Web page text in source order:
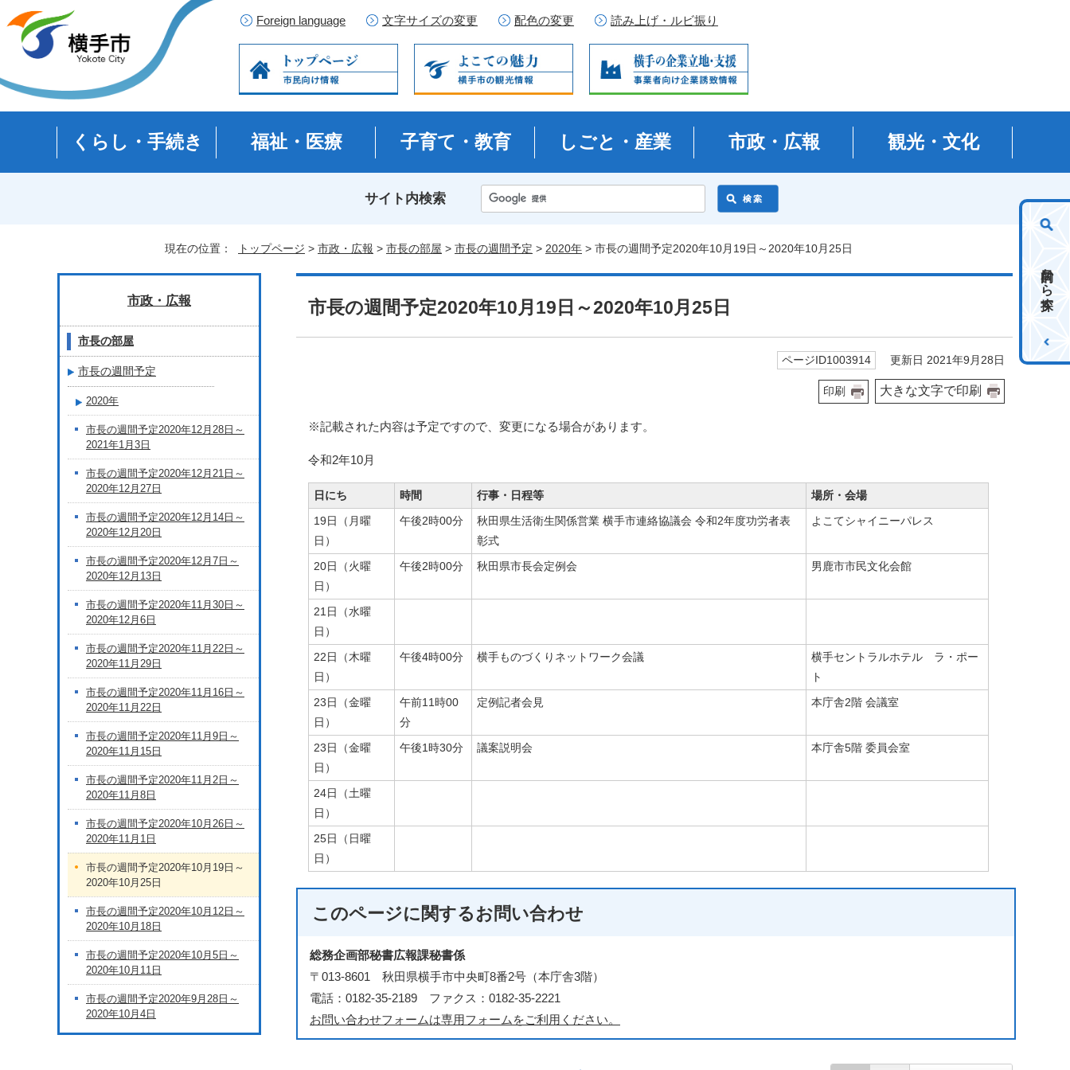
Foreign language 文字サイズの変更 配色の変更 読み上げ・ルビ振り
くらし・手続き 福祉・医療 子育て・教育 しごと・産業 市政・広報 観光・文化
サイト内検索
目的から探す
現在の位置： トップページ > 市政・広報 > 市長の部屋 > 市長の週間予定 > 2020年 > 市長の週間予定2020年10月19日～2020年10月25日
市長の週間予定2020年10月19日～2020年10月25日
ページID1003914 更新日 2021年9月28日
印刷 大きな文字で印刷
※記載された内容は予定ですので、変更になる場合があります。
令和2年10月
日にち 時間 行事・日程等
場所・会場
19日（月曜
日）
午後2時00分
秋田県生活衛生関係営業 横手市連絡協議会 令和2年度功労者表
彰式
よこてシャイニーパレス
20日（火曜
日）
午後2時00分 秋田県市長会定例会 男鹿市市民文化会館
21日（水曜
日）
22日（木曜
日）
午後4時00分 横手ものづくりネットワーク会議
横手セントラルホテル ラ・ポー
ト
23日（金曜
日）
午前11時00
分
定例記者会見 本庁舎2階 会議室
23日（金曜
日）
午後1時30分 議案説明会 本庁舎5階 委員会室
24日（土曜
日）
25日（日曜
日）
このページに関するお問い合わせ
総務企画部秘書広報課秘書係
〒013-8601 秋田県横手市中央町8番2号（本庁舎3階）
電話：0182-35-2189 ファクス：0182-35-2221
お問い合わせフォームは専用フォームをご利用ください。
市政・広報
市長の部屋
市長の週間予定
2020年
市長の週間予定2020年12月28日～
2021年1月3日
市長の週間予定2020年12月21日～
2020年12月27日
市長の週間予定2020年12月14日～
2020年12月20日
市長の週間予定2020年12月7日～
2020年12月13日
市長の週間予定2020年11月30日～
2020年12月6日
市長の週間予定2020年11月22日～
2020年11月29日
市長の週間予定2020年11月16日～
2020年11月22日
市長の週間予定2020年11月9日～
2020年11月15日
市長の週間予定2020年11月2日～
2020年11月8日
市長の週間予定2020年10月26日～
2020年11月1日
市長の週間予定2020年10月19日～
2020年10月25日
市長の週間予定2020年10月12日～
2020年10月18日
市長の週間予定2020年10月5日～
2020年10月11日
市長の週間予定2020年9月28日～
2020年10月4日